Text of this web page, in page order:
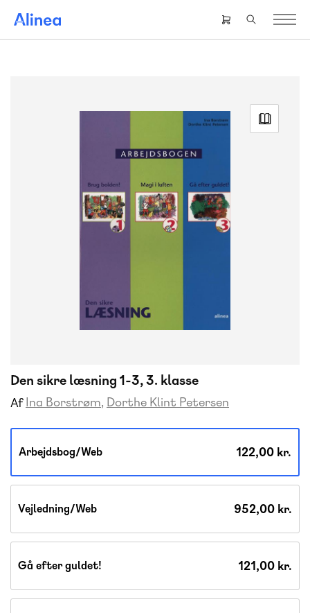
hovedindhold
Header
right
Den sikre læsning 1-3, 3. klasse
Af Ina Borstrøm Dorthe Klint Petersen
Arbejdsbog/Web 122,00 kr.
Vejledning/Web 952,00 kr.
Gå efter guldet! 121,00 kr.